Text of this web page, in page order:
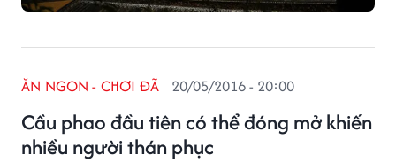
Cầu phao đầu tiên có thể đóng mở khiến
nhiều người thán phục
ĂN NGON - CHƠI ĐÃ 20/05/2016 - 20:00